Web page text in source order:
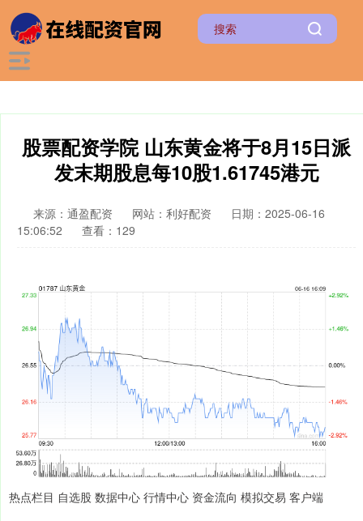
股票配资学院 山东黄金将于8月15日派
发末期股息每10股1.61745港元
来源：通盈配资 网站：利好配资
日期：2025-06-16
15:06:52
查看：129
热点栏目 自选股 数据中心 行情中心 资金流向 模拟交易 客户端